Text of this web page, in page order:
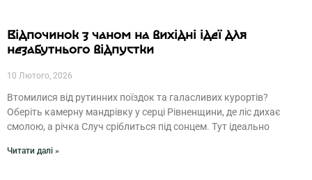
Відпочинок з чаном на вихідні ідеї для
незабутнього відпустки
10 Лютого, 2026
Втомилися від рутинних поїздок та галасливих курортів?
Оберіть камерну мандрівку у серці Рівненщини, де ліс дихає
смолою, а річка Случ сріблиться під сонцем. Тут ідеально
Читати далі »